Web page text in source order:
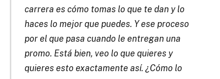
carrera es cómo tomas lo que te dan y lo
haces lo mejor que puedes. Y ese proceso
por el que pasa cuando le entregan una
promo. Está bien, veo lo que quieres y
quieres esto exactamente así. ¿Cómo lo